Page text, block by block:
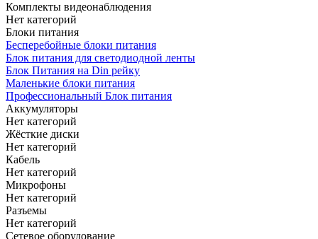
Комплекты видеонаблюдения
Нет категорий
Блоки питания
Бесперебойные блоки питания
Блок питания для светодиодной ленты
Блок Питания на Din рейку
Маленькие блоки питания
Профессиональный Блок питания
Аккумуляторы
Нет категорий
Жёсткие диски
Нет категорий
Кабель
Нет категорий
Микрофоны
Нет категорий
Разъемы
Нет категорий
Сетевое оборудование